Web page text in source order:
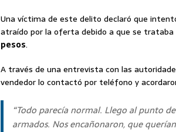
Una víctima de este delito declaró que
atraído por la oferta debido a que se trataba
pesos.
A través de una entrevista con las
vendedor lo contactó por teléfono y
“Todo parecía normal. Llego al punto
armados. Nos encañonaron, que